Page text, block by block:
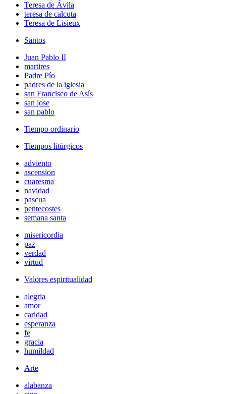
Teresa de Ávila
teresa de calcuta
Teresa de Lisieux
Santos
Juan Pablo II
martires
Padre Pío
padres de la iglesia
san Francisco de Asís
san jose
san pablo
Tiempo ordinario
Tiempos litúrgicos
adviento
ascension
cuaresma
navidad
pascua
pentecostes
semana santa
misericordia
paz
verdad
virtud
Valores espiritualidad
alegria
amor
caridad
esperanza
fe
gracia
humildad
Arte
alabanza